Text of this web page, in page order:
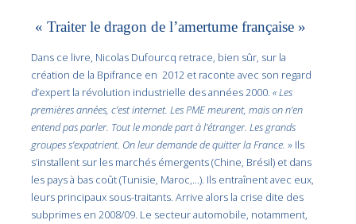
« Traiter le dragon de l’amertume française »
Dans ce livre, Nicolas Dufourcq retrace, bien sûr, sur la
création de la Bpifrance en 2012 et raconte avec son regard
d’expert la révolution industrielle des années 2000.« Les
premières années, c’est internet. Les PME meurent, mais on n’en
entend pas parler. Tout le monde part à l’étranger. Les grands
groupes s’expatrient. On leur demande de quitter la France.» Ils
s’installent sur les marchés émergents (Chine, Brésil) et dans
les pays à bas coût (Tunisie, Maroc,…). Ils entraînent avec eux,
leurs principaux sous-traitants. Arrive alors la crise dite des
subprimes en 2008/09. Le secteur automobile, notamment,